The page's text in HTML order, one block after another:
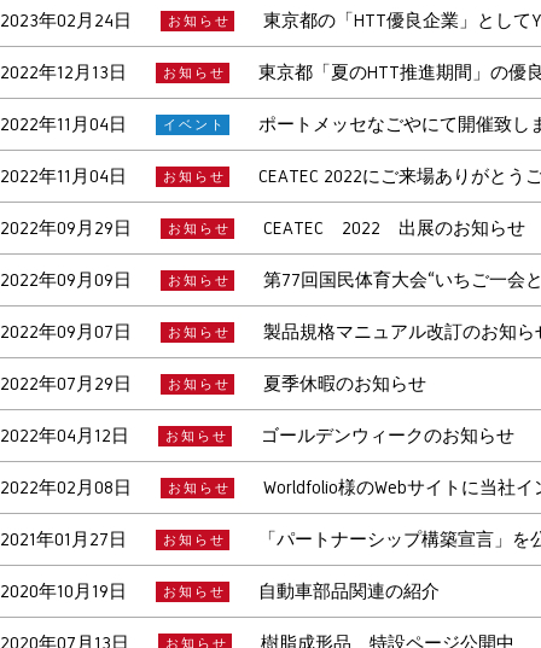
2023年02月24日 お知らせ 東京都の「HTT優良企業」として
2022年12月13日 お知らせ 東京都「夏のHTT推進期間」の優
2022年11月04日 イベント ポートメッセなごやにて開催致し
2022年11月04日 お知らせ CEATEC 2022にご来場ありがとう
2022年09月29日 お知らせ CEATEC 2022 出展のお知らせ
2022年09月09日 お知らせ 第77回国民体育大会“いちご一会
2022年09月07日 お知らせ 製品規格マニュアル改訂のお知ら
2022年07月29日 お知らせ 夏季休暇のお知らせ
2022年04月12日 お知らせ ゴールデンウィークのお知らせ
2022年02月08日 お知らせ Worldfolio様のWebサイトに当社
2021年01月27日 お知らせ 「パートナーシップ構築宣言」を
2020年10月19日 お知らせ 自動車部品関連の紹介
2020年07月13日 お知らせ 樹脂成形品 特設ページ公開中